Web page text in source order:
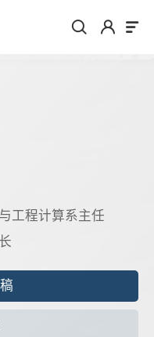
工程计算系主任